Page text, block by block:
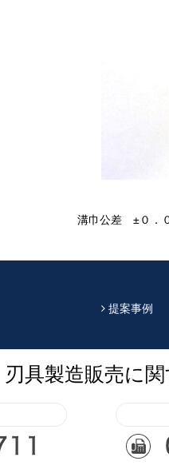
溝巾公差 ±０．
提案事例
刃具製造販売に